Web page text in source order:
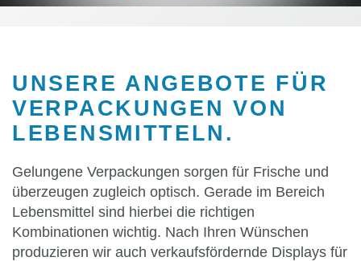
UNSERE ANGEBOTE FÜR
VERPACKUNGEN VON
LEBENSMITTELN.
Gelungene Verpackungen sorgen für Frische und
überzeugen zugleich optisch. Gerade im Bereich
Lebensmittel sind hierbei die richtigen
Kombinationen wichtig. Nach Ihren Wünschen
produzieren wir auch verkaufsfördernde Displays für